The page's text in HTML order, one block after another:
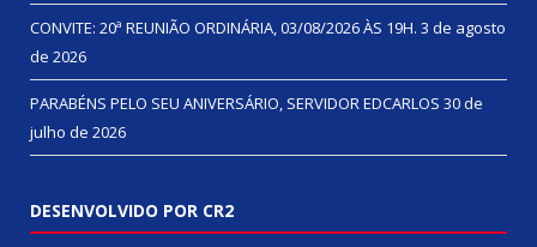
CONVITE: 20ª REUNIÃO ORDINÁRIA, 03/08/2026 ÀS 19H. 3 de agosto
de 2026
PARABÉNS PELO SEU ANIVERSÁRIO, SERVIDOR EDCARLOS 30 de
julho de 2026
DESENVOLVIDO POR CR2